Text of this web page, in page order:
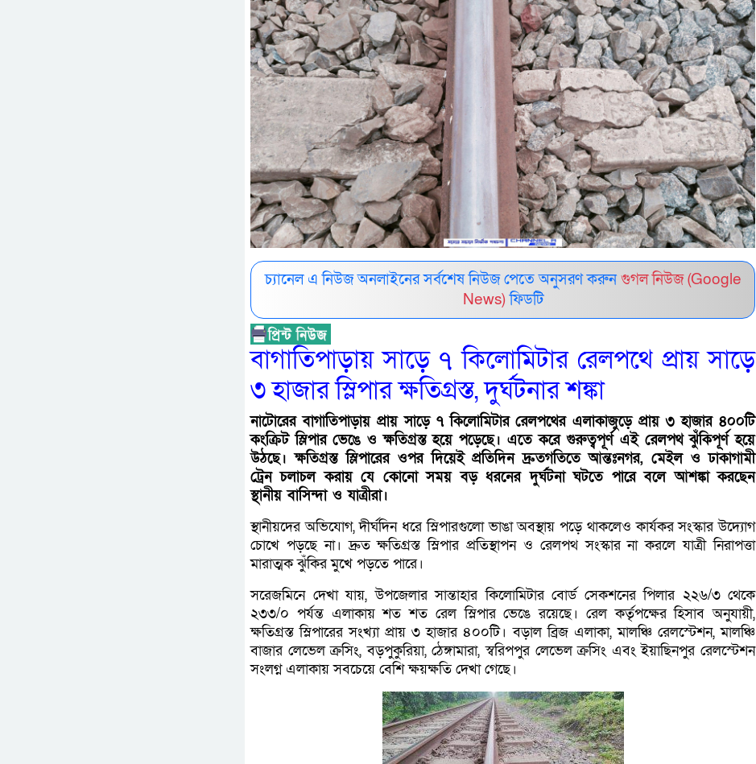
চ্যানেল এ নিউজ অনলাইনের সর্বশেষ নিউজ পেতে অনুসরণ করুনগুগল নিউজ (Google
News) ফিডটি
বাগাতিপাড়ায় সাড়ে ৭ কিলোমিটার রেলপথে প্রায় সাড়ে
৩ হাজার স্লিপার ক্ষতিগ্রস্ত, দুর্ঘটনার শঙ্কা
নাটোরের বাগাতিপাড়ায় প্রায় সাড়ে ৭ কিলোমিটার রেলপথের এলাকাজুড়ে প্রায় ৩ হাজার ৪০০টি
কংক্রিট স্লিপার ভেঙে ও ক্ষতিগ্রস্ত হয়ে পড়েছে। এতে করে গুরুত্বপূর্ণ এই রেলপথ ঝুঁকিপূর্ণ হয়ে
উঠছে। ক্ষতিগ্রস্ত স্লিপারের ওপর দিয়েই প্রতিদিন দ্রুতগতিতে আন্তঃনগর, মেইল ও ঢাকাগামী
ট্রেন চলাচল করায় যে কোনো সময় বড় ধরনের দুর্ঘটনা ঘটতে পারে বলে আশঙ্কা করছেন
স্থানীয় বাসিন্দা ও যাত্রীরা।
স্থানীয়দের অভিযোগ, দীর্ঘদিন ধরে স্লিপারগুলো ভাঙা অবস্থায় পড়ে থাকলেও কার্যকর সংস্কার উদ্যোগ
চোখে পড়ছে না। দ্রুত ক্ষতিগ্রস্ত স্লিপার প্রতিস্থাপন ও রেলপথ সংস্কার না করলে যাত্রী নিরাপত্তা
মারাত্মক ঝুঁকির মুখে পড়তে পারে।
সরেজমিনে দেখা যায়, উপজেলার সান্তাহার কিলোমিটার বোর্ড সেকশনের পিলার ২২৬/৩ থেকে
২৩৩/০ পর্যন্ত এলাকায় শত শত রেল স্লিপার ভেঙে রয়েছে। রেল কর্তৃপক্ষের হিসাব অনুযায়ী,
ক্ষতিগ্রস্ত স্লিপারের সংখ্যা প্রায় ৩ হাজার ৪০০টি। বড়াল ব্রিজ এলাকা, মালঞ্চি রেলস্টেশন, মালঞ্চি
বাজার লেভেল ক্রসিং, বড়পুকুরিয়া, ঠেঙ্গামারা, স্বরিপপুর লেভেল ক্রসিং এবং ইয়াছিনপুর রেলস্টেশন
সংলগ্ন এলাকায় সবচেয়ে বেশি ক্ষয়ক্ষতি দেখা গেছে।